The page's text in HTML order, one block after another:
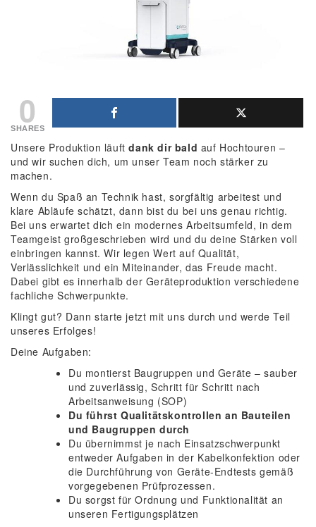
0
SHARES
Unsere Produktion läuftdank dir bald auf Hochtouren –
und wir suchen dich, um unser Team noch stärker zu
machen.
Wenn du Spaß an Technik hast, sorgfältig arbeitest und
klare Abläufe schätzt, dann bist du bei uns genau richtig.
Bei uns erwartet dich ein modernes Arbeitsumfeld, in dem
Teamgeist großgeschrieben wird und du deine Stärken voll
einbringen kannst. Wir legen Wert auf Qualität,
Verlässlichkeit und ein Miteinander, das Freude macht.
Dabei gibt es innerhalb der Geräteproduktion verschiedene
fachliche Schwerpunkte.
Klingt gut? Dann starte jetzt mit uns durch und werde Teil
unseres Erfolges!
Deine Aufgaben:
Du montierst Baugruppen und Geräte – sauber
und zuverlässig, Schritt für Schritt nach
Arbeitsanweisung (SOP)
Du führst Qualitätskontrollen an Bauteilen
und Baugruppen durch
Du übernimmst je nach Einsatzschwerpunkt
entweder Aufgaben in der Kabelkonfektion oder
die Durchführung von Geräte-Endtests gemäß
vorgegebenen Prüfprozessen.
Du sorgst für Ordnung und Funktionalität an
unseren Fertigungsplätzen